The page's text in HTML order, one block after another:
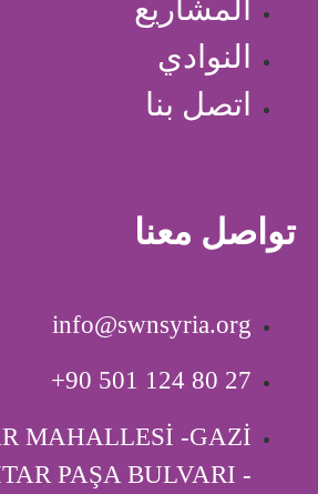
المشاريع
النوادي
اتصل بنا
تواصل معنا
info@swnsyria.org
‎+90 501 124 80 27
MAHALLESİ -GAZİ
PAŞA BULVARI -